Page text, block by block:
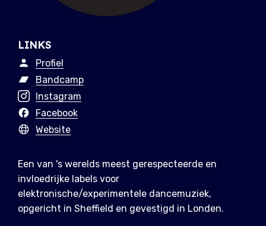
LINKS
Profiel
Bandcamp
Instagram
Facebook
Website
Een van 's werelds meest gerespecteerde en
invloedrijke labels voor
elektronische/experimentele dancemuziek,
opgericht in Sheffield en gevestigd in Londen.